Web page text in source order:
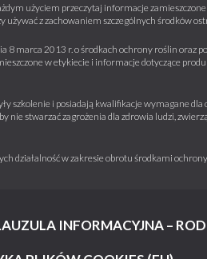
użyciem przeczytaj informacje
z zachowaniem szczególnych środków
marca 2013 r. o środkach ochrony roślin
w etykiecie i informacje dotyczące
szkolenie i posiadają kwalifikacje wymagane
nie stwarzać zagrożenia dla zdrowia ludzi,
działalność w zakresie obrotu środkami
INFORMACYJNA –